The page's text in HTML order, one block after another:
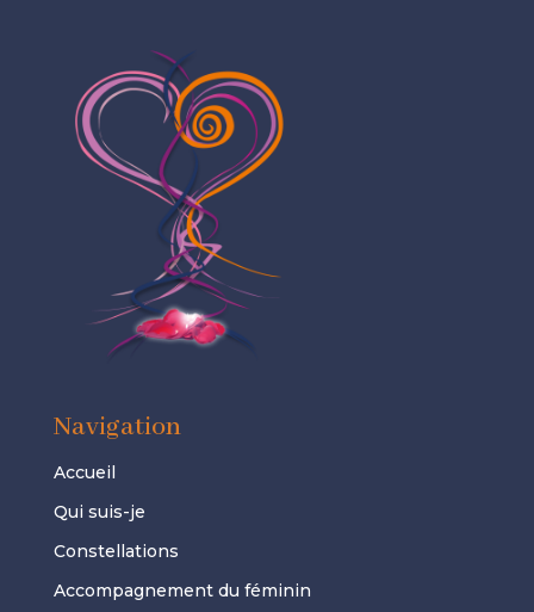
Navigation
Accueil
Qui suis-je
Constellations
Accompagnement du féminin